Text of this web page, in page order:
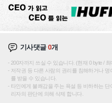
기사댓글0개
200자까지 쓰실 수 있습니다. (현재 0 byte / 최
저작권 등 다른 사람의 권리를 침해하거나
를 받을 수 있습니다.
타인에게 불쾌감을 주는 욕설 등 비하하는
리자의 판단에 의해 삭제 합니다.